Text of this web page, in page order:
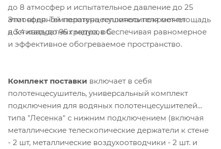
до 8 атмосфер и испытательное давление до 25
атмосфер. Температура теплоносителя может
достигать до 95 градусов C.
Этот водяной полотенцесушитель покроет площадь
в 3.4 квадратных метра, обеспечивая равномерное
и эффективное обогреваемое пространство.
Комплект поставки включает в себя
полотенцесушитель, универсальный комплект
подключения для водяных полотенцесушителей
типа "Лесенка" с нижним подключением (включая
металлические телескопические держатели к стене
- 2 шт, металлические воздухоотводчики - 2 шт. и